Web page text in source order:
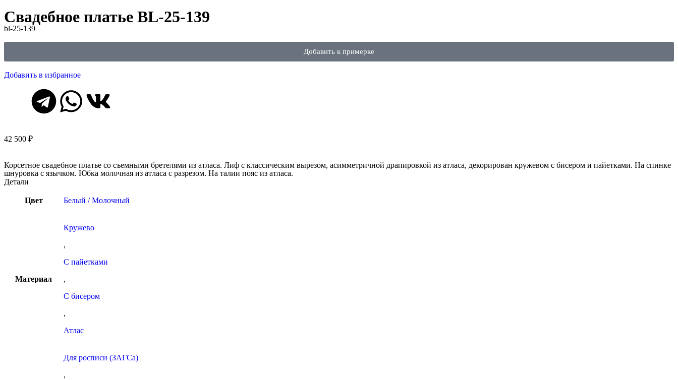
Свадебное платье BL-25-139
bl-25-139
Добавить к примерке
Добавить в избранное
42 500 ₽
Корсетное свадебное платье со съемными бретелями из атласа. Лиф с классическим вырезом, асимметричной драпировкой из атласа, декорирован кружевом с бисером и пайетками. На спинке
шнуровка с язычком. Юбка молочная из атласа с разрезом. На талии пояс из атласа.
Детали
Цвет Белый / Молочный
Материал
Кружево
,
С пайетками
,
С бисером
,
Атлас
Для росписи (ЗАГСа)
,